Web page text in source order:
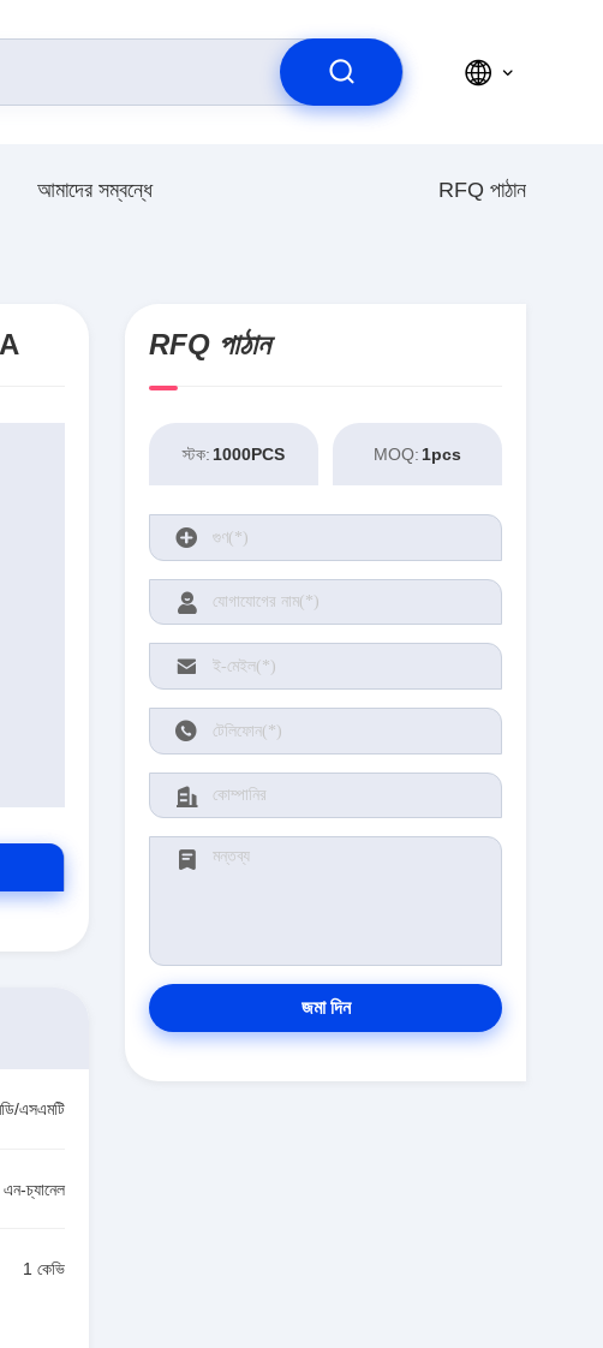
আমাদের সম্বন্ধে RFQ পাঠান
এসএমটি
এন-চ্যানেল
1 কেভি
RFQ পাঠান
স্টক: 1000PCS MOQ: 1pcs
জমা দিন